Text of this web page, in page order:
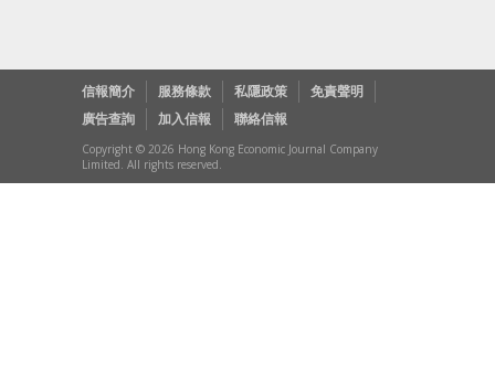
信報簡介 服務條款 私隱政策
免責聲明
廣告查詢
加入信報 聯絡信報
Copyright © 2026 Hong Kong Economic Journal Company
Limited. All rights reserved.